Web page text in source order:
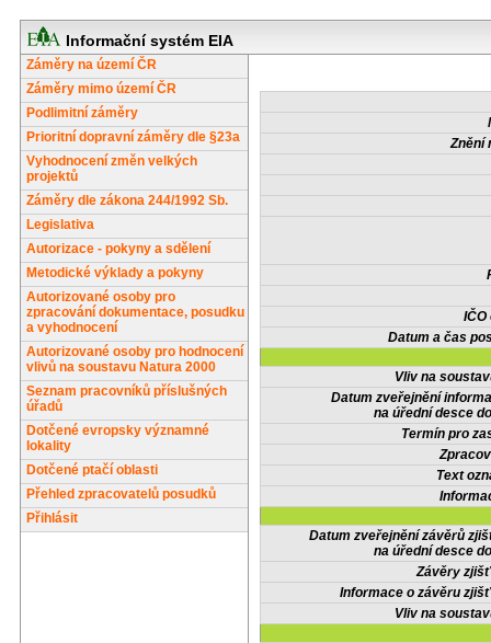
Informační systém EIA
Záměry na území ČR
Záměry mimo území ČR
Podlimitní záměry
Prioritní dopravní záměry dle §23a
Vyhodnocení změn velkých
projektů
Záměry dle zákona 244/1992 Sb.
Legislativa
Autorizace - pokyny a sdělení
Metodické výklady a pokyny
Autorizované osoby pro
zpracování dokumentace, posudku
a vyhodnocení
Autorizované osoby pro hodnocení
vlivů na soustavu Natura 2000
Seznam pracovníků příslušných
úřadů
Dotčené evropsky významné
lokality
Dotčené ptačí oblasti
Přehled zpracovatelů posudků
Přihlásit
Znění
IČO
Datum a čas
Vliv na
Datum zveřejnění
na úřední desce
Termín pro
Text
Datum zveřejnění závěrů
na úřední desce
Závěry
Informace o závěru
Vliv na